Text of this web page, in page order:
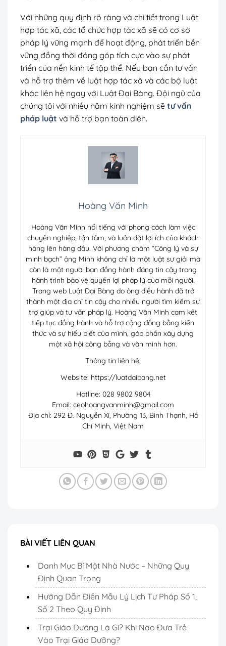
Với những quy định rõ ràng và chi tiết trong Luật
hợp tác xã, các tổ chức hợp tác xã sẽ có cơ sở
pháp lý vững mạnh để hoạt động, phát triển bền
vững đồng thời đóng góp tích cực vào sự phát
triển của nền kinh tế tập thể. Nếu bạn cần tư vấn
và hỗ trợ thêm về luật hợp tác xã và các bộ luật
khác liên hệ ngay với Luật Đại Bàng. Đội ngũ của
chúng tôi với nhiều năm kinh nghiệm sẽ tư vấn
pháp luật và hỗ trợ bạn toàn diện.
Hoàng Văn Minh
Hoàng Văn Minh nổi tiếng với phong cách làm việc
chuyên nghiệp, tận tâm, và luôn đặt lợi ích của khách
hàng lên hàng đầu. Với phương châm “Công lý và sự
minh bạch” ông Minh không chỉ là một luật sư giỏi mà
còn là một người bạn đồng hành đáng tin cậy trong
hành trình bảo vệ quyền lợi pháp lý của mỗi người.
Trang web Luật Đại Bàng do ông điều hành đã trở
thành một địa chỉ tin cậy cho nhiều người tìm kiếm sự
trợ giúp và tư vấn pháp lý. Hoàng Văn Minh cam kết
tiếp tục đồng hành và hỗ trợ cộng đồng bằng kiến
thức và sự hiểu biết của mình, góp phần xây dựng
một xã hội công bằng và văn minh hơn.
Thông tin liên hệ:
Website: https://luatdaibang.net
Hotline: 028 9802 9804
Email: ceohoangvanminh@gmail.com
Địa chỉ: 292 Đ. Nguyễn Xí, Phường 13, Bình Thạnh, Hồ
Chí Minh, Việt Nam
BÀI VIẾT LIÊN QUAN
Danh Mục Bí Mật Nhà Nước – Những Quy
Định Quan Trọng
Hướng Dẫn Điền Mẫu Lý Lịch Tư Pháp Số 1,
Số 2 Theo Quy Định
Trại Giáo Dưỡng Là Gì? Khi Nào Đưa Trẻ
Vào Trại Giáo Dưỡng?